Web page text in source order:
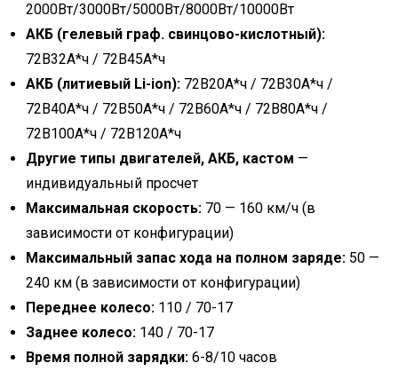
2000Вт/3000Вт/5000Вт/8000Вт/10000Вт
АКБ (гелевый граф. свинцово-кислотный):
72В32А*ч / 72В45А*ч
АКБ (литиевый Li-ion): 72В20А*ч / 72В30А*ч /
72В40А*ч / 72В50А*ч / 72В60А*ч / 72В80А*ч /
72В100А*ч / 72В120А*ч
Другие типы двигателей, АКБ, кастом —
индивидуальный просчет
Максимальная скорость: 70 — 160 км/ч (в
зависимости от конфигурации)
Максимальный запас хода на полном заряде: 50 —
240 км (в зависимости от конфигурации)
Переднее колесо: 110 / 70-17
Заднее колесо: 140 / 70-17
Время полной зарядки: 6-8/10 часов